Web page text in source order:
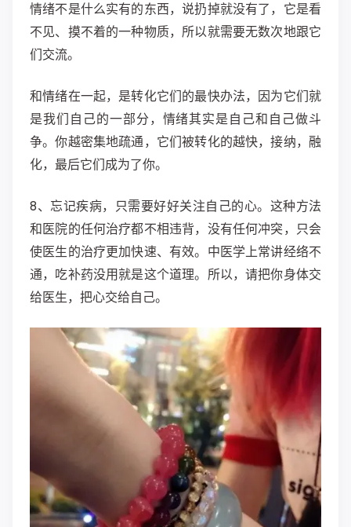
情绪不是什么实有的东西，说扔掉就没有了，它是看
不见、摸不着的一种物质，所以就需要无数次地跟它
们交流。
和情绪在一起，是转化它们的最快办法，因为它们就
是我们自己的一部分，情绪其实是自己和自己做斗
争。你越密集地疏通，它们被转化的越快，接纳，融
化，最后它们成为了你。
8、忘记疾病，只需要好好关注自己的心。这种方法
和医院的任何治疗都不相违背，没有任何冲突，只会
使医生的治疗更加快速、有效。中医学上常讲经络不
通，吃补药没用就是这个道理。 所以，请把你身体交
给医生，把心交给自己。